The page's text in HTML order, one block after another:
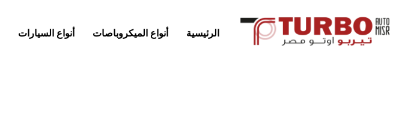
الرئيسية أنواع الميكروباصات أنواع السيارات